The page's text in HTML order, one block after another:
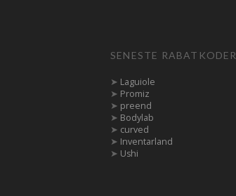
SENESTE RABATKODER
➤ Laguiole
➤ Promiz
➤ preend
➤ Bodylab
➤ curved
➤ Inventarland
➤ Ushi